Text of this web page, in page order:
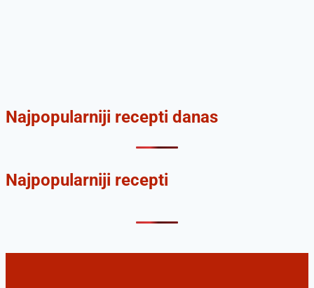
Najpopularniji recepti danas
Najpopularniji recepti